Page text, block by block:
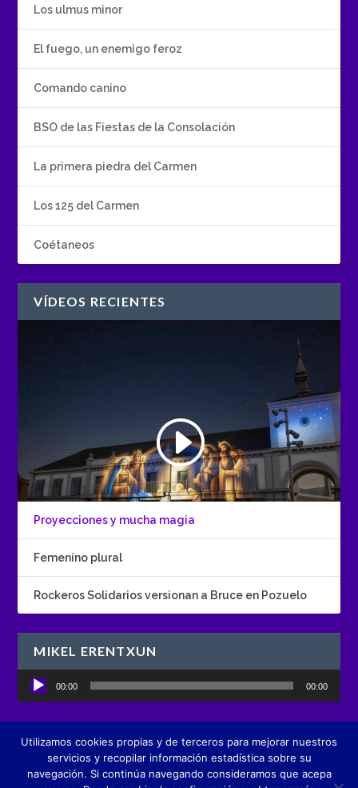
Los ulmus minor
El fuego, un enemigo feroz
Comando canino
BSO de las Fiestas de la Consolación
La primera piedra del Carmen
Los 125 del Carmen
Coétaneos
VÍDEOS RECIENTES
Proyecciones y mucha magia
Femenino plural
Rockeros Solidarios versionan a Bruce en Pozuelo
MIKEL ERENTXUN
Reproductor
de
00:00 00:00
Diseñado porBoutique de Comunicación creActivos
Utilizamos cookies propias y de terceros para mejorar nuestros
servicios y recopilar información estadística sobre su
navegación. Si continúa navegando consideramos que acepa